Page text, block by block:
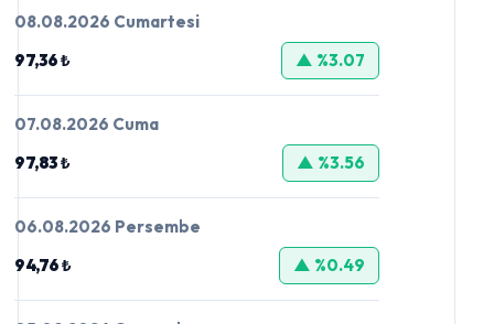
08.08.2026 Cumartesi
97,36 ₺
▲ %3.07
07.08.2026 Cuma
97,83 ₺
▲ %3.56
06.08.2026 Persembe
94,76 ₺
▲ %0.49